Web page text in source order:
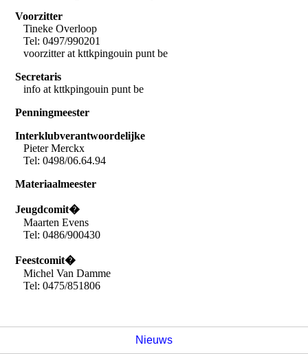
Voorzitter
Tineke Overloop
Tel: 0497/990201
voorzitter at kttkpingouin punt be
Secretaris
info at kttkpingouin punt be
Penningmeester
Interklubverantwoordelijke
Pieter Merckx
Tel: 0498/06.64.94
Materiaalmeester
Jeugdcomit�
Maarten Evens
Tel: 0486/900430
Feestcomit�
Michel Van Damme
Tel: 0475/851806
Nieuws